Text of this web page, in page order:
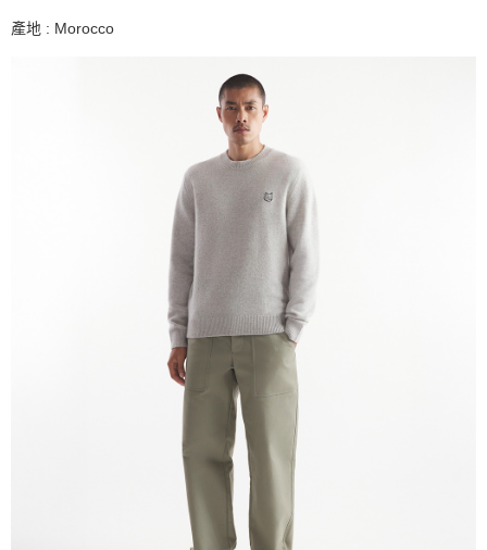
產地 : Morocco